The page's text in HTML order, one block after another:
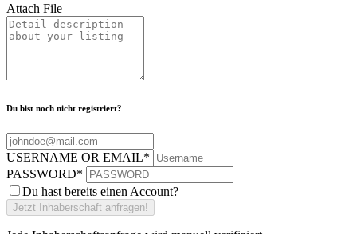
Attach File
Du bist noch nicht registriert?
USERNAME OR EMAIL*
PASSWORD*
Du hast bereits einen Account?